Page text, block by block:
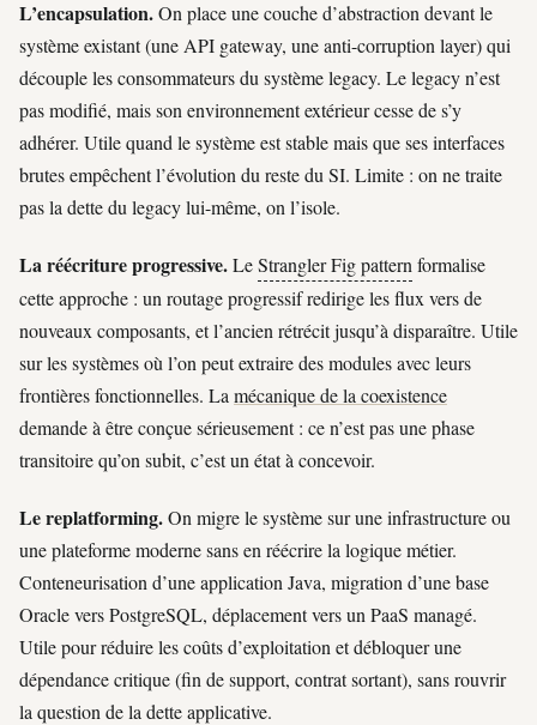
L’encapsulation.On place une couche d’abstraction devant le
système existant (une API gateway, une anti-corruption layer) qui
découple les consommateurs du système legacy. Le legacy n’est
pas modifié, mais son environnement extérieur cesse de s’y
adhérer. Utile quand le système est stable mais que ses interfaces
brutes empêchent l’évolution du reste du SI. Limite : on ne traite
pas la dette du legacy lui-même, on l’isole.
La réécriture progressive.LeStrangler Fig pattern formalise
cette approche : un routage progressif redirige les flux vers de
nouveaux composants, et l’ancien rétrécit jusqu’à disparaître. Utile
sur les systèmes où l’on peut extraire des modules avec leurs
frontières fonctionnelles. La mécanique de la coexistence
demande à être conçue sérieusement : ce n’est pas une phase
transitoire qu’on subit, c’est un état à concevoir.
Le replatforming.On migre le système sur une infrastructure ou
une plateforme moderne sans en réécrire la logique métier.
Conteneurisation d’une application Java, migration d’une base
Oracle vers PostgreSQL, déplacement vers un PaaS managé.
Utile pour réduire les coûts d’exploitation et débloquer une
dépendance critique (fin de support, contrat sortant), sans rouvrir
la question de la dette applicative.